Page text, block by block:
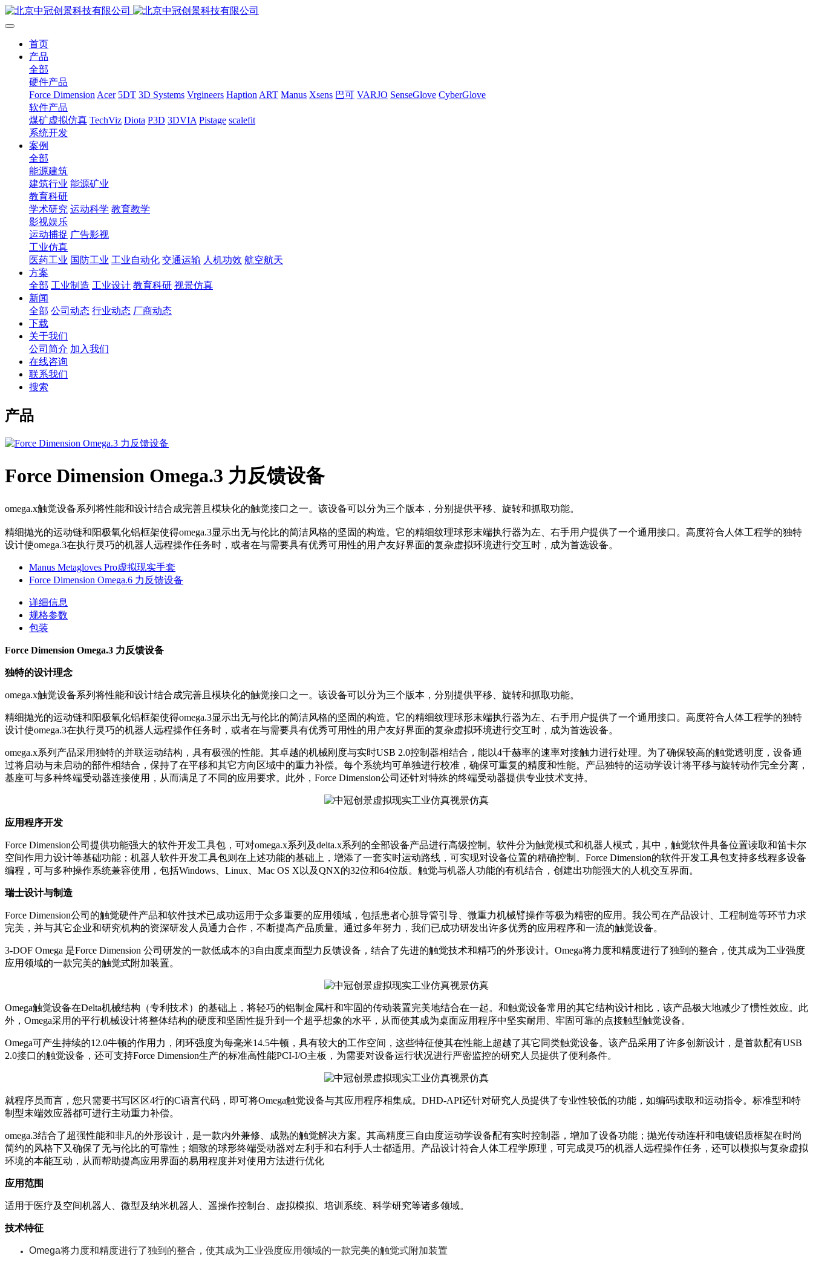
首页
产品
全部
硬件产品
Force Dimension Acer 5DT 3D Systems Vrgineers Haption ART Manus Xsens 巴可 VARJO SenseGlove CyberGlove
软件产品
煤矿虚拟仿真 TechViz Diota P3D 3DVIA Pistage scalefit
系统开发
案例
全部
能源建筑
建筑行业 能源矿业
教育科研
学术研究 运动科学 教育教学
影视娱乐
运动捕捉 广告影视
工业仿真
医药工业 国防工业 工业自动化 交通运输 人机功效 航空航天
方案
全部 工业制造 工业设计 教育科研 视景仿真
新闻
全部 公司动态 行业动态 厂商动态
下载
关于我们
公司简介 加入我们
在线咨询
联系我们
搜索
产品
Force Dimension Omega.3 力反馈设备
omega.x触觉设备系列将性能和设计结合成完善且模块化的触觉接口之一。该设备可以分为三个版本，分别提供平移、旋转和抓取功能。
精细抛光的运动链和阳极氧化铝框架使得omega.3显示出无与伦比的简洁风格的坚固的构造。它的精细纹理球形末端执行器为左、右手用户提供了一个通用接口。高度符合人体工程学的独特
设计使omega.3在执行灵巧的机器人远程操作任务时，或者在与需要具有优秀可用性的用户友好界面的复杂虚拟环境进行交互时，成为首选设备。
Manus Metagloves Pro虚拟现实手套
Force Dimension Omega.6 力反馈设备
详细信息
规格参数
包装
Force Dimension Omega.3 力反馈设备
独特的设计理念
omega.x触觉设备系列将性能和设计结合成完善且模块化的触觉接口之一。该设备可以分为三个版本，分别提供平移、旋转和抓取功能。
精细抛光的运动链和阳极氧化铝框架使得omega.3显示出无与伦比的简洁风格的坚固的构造。它的精细纹理球形末端执行器为左、右手用户提供了一个通用接口。高度符合人体工程学的独特
设计使omega.3在执行灵巧的机器人远程操作任务时，或者在与需要具有优秀可用性的用户友好界面的复杂虚拟环境进行交互时，成为首选设备。
omega.x系列产品采用独特的并联运动结构，具有极强的性能。其卓越的机械刚度与实时USB 2.0控制器相结合，能以4千赫率的速率对接触力进行处理。为了确保较高的触觉透明度，设备通
过将启动与未启动的部件相结合，保持了在平移和其它方向区域中的重力补偿。每个系统均可单独进行校准，确保可重复的精度和性能。产品独特的运动学设计将平移与旋转动作完全分离，
基座可与多种终端受动器连接使用，从而满足了不同的应用要求。此外，Force Dimension公司还针对特殊的终端受动器提供专业技术支持。
应用程序开发
Force Dimension公司提供功能强大的软件开发工具包，可对omega.x系列及delta.x系列的全部设备产品进行高级控制。软件分为触觉模式和机器人模式，其中，触觉软件具备位置读取和笛卡尔
空间作用力设计等基础功能；机器人软件开发工具包则在上述功能的基础上，增添了一套实时运动路线，可实现对设备位置的精确控制。Force Dimension的软件开发工具包支持多线程多设备
编程，可与多种操作系统兼容使用，包括Windows、Linux、Mac OS X以及QNX的32位和64位版。触觉与机器人功能的有机结合，创建出功能强大的人机交互界面。
瑞士设计与制造
Force Dimension公司的触觉硬件产品和软件技术已成功运用于众多重要的应用领域，包括患者心脏导管引导、微重力机械臂操作等极为精密的应用。我公司在产品设计、工程制造等环节力求
完美，并与其它企业和研究机构的资深研发人员通力合作，不断提高产品质量。通过多年努力，我们已成功研发出许多优秀的应用程序和一流的触觉设备。
3-DOF Omega 是Force Dimension 公司研发的一款低成本的3自由度桌面型力反馈设备，结合了先进的触觉技术和精巧的外形设计。Omega将力度和精度进行了独到的整合，使其成为工业强度
应用领域的一款完美的触觉式附加装置。
Omega触觉设备在Delta机械结构（专利技术）的基础上，将轻巧的铝制金属杆和牢固的传动装置完美地结合在一起。和触觉设备常用的其它结构设计相比，该产品极大地减少了惯性效应。此
外，Omega采用的平行机械设计将整体结构的硬度和坚固性提升到一个超乎想象的水平，从而使其成为桌面应用程序中坚实耐用、牢固可靠的点接触型触觉设备。
Omega可产生持续的12.0牛顿的作用力，闭环强度为每毫米14.5牛顿，具有较大的工作空间，这些特征使其在性能上超越了其它同类触觉设备。该产品采用了许多创新设计，是首款配有USB
2.0接口的触觉设备，还可支持Force Dimension生产的标准高性能PCI-I/O主板，为需要对设备运行状况进行严密监控的研究人员提供了便利条件。
就程序员而言，您只需要书写区区4行的C语言代码，即可将Omega触觉设备与其应用程序相集成。DHD-API还针对研究人员提供了专业性较低的功能，如编码读取和运动指令。标准型和特
制型末端效应器都可进行主动重力补偿。
omega.3结合了超强性能和非凡的外形设计，是一款内外兼修、成熟的触觉解决方案。其高精度三自由度运动学设备配有实时控制器，增加了设备功能；抛光传动连杆和电镀铝质框架在时尚
简约的风格下又确保了无与伦比的可靠性；细致的球形终端受动器对左利手和右利手人士都适用。产品设计符合人体工程学原理，可完成灵巧的机器人远程操作任务，还可以模拟与复杂虚拟
环境的本能互动，从而帮助提高应用界面的易用程度并对使用方法进行优化
应用范围
适用于医疗及空间机器人、微型及纳米机器人、遥操作控制台、虚拟模拟、培训系统、科学研究等诸多领域。
技术特征
Omega将力度和精度进行了独到的整合，使其成为工业强度应用领域的一款完美的触觉式附加装置